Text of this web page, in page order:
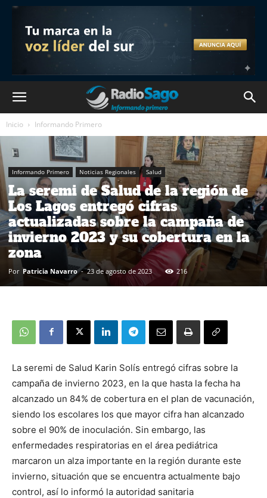
Inicio Informando Primero
Informando Primero Noticias Regionales Salud
La seremi de Salud de la región de
Los Lagos entregó cifras
actualizadas sobre la campaña de
invierno 2023 y su cobertura en la
zona
Por Patricia Navarro - 23 de agosto de 2023 216
La seremi de Salud Karin Solís entregó cifras sobre la
campaña de invierno 2023, en la que hasta la fecha ha
alcanzado un 84% de cobertura en el plan de vacunación,
siendo los escolares los que mayor cifra han alcanzado
sobre el 90% de inoculación. Sin embargo, las
enfermedades respiratorias en el área pediátrica
marcaron un alza importante en la región durante este
invierno, situación que se encuentra actualmente bajo
control, así lo informó la autoridad sanitaria